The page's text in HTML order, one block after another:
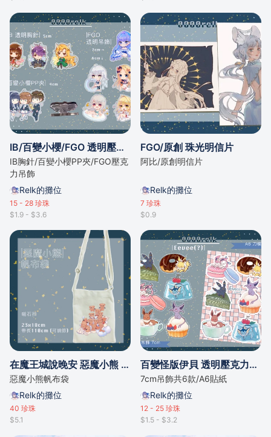
IB/百變小櫻/FGO 透明壓克力
IB胸針/百變小櫻PP夾/FGO壓克
力吊飾
Relk的攤位
15 - 28 珍珠
$1.9 - $3.6
FGO/原創 珠光明信片
阿比/原創明信片
Relk的攤位
7 珍珠
$0.9
在魔王城說晚安 惡魔小熊 帆布袋
惡魔小熊帆布袋
Relk的攤位
40 珍珠
$5.1
百變怪版伊貝 透明壓克力吊飾/A6貼紙
7cm吊飾共6款/A6貼紙
Relk的攤位
12 - 25 珍珠
$1.5 - $3.2